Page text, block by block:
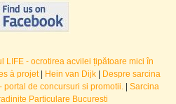
LIFE - ocrotirea acvilei țipătoare mici în
à projet| Hein van Dijk|
Despre sarcina
portal de concursuri si promotii.
Sarcina
Particulare Bucuresti